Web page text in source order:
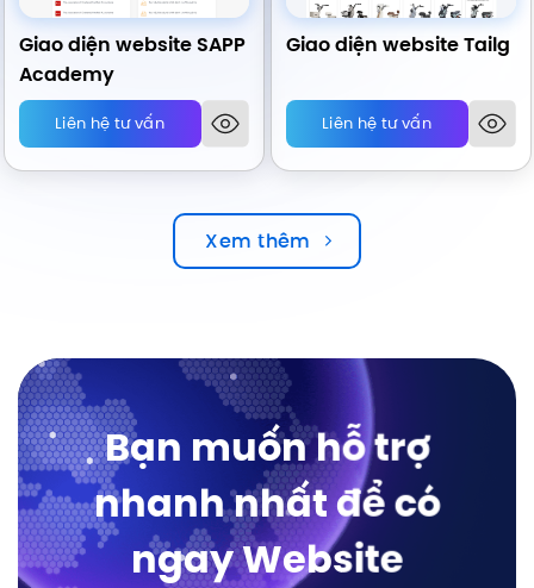
Giao diện website SAPP
Academy
Liên hệ tư vấn
Giao diện website Tailg
Liên hệ tư vấn
Xem thêm
Bạn muốn hỗ trợ
nhanh nhất để có
ngay Website